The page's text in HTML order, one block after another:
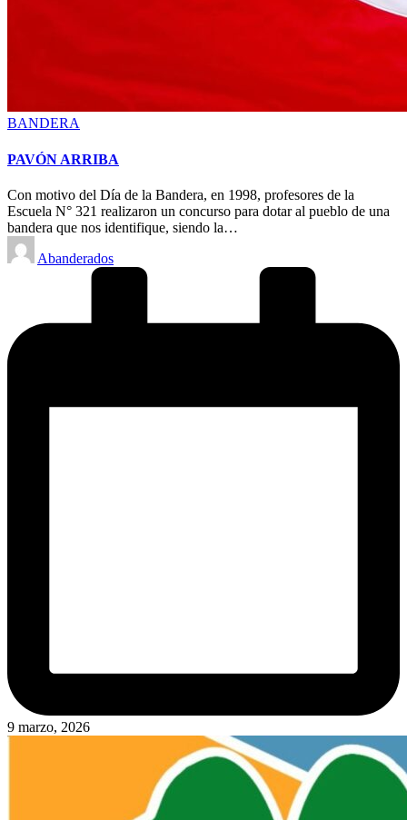
Posted
BANDERA
PAVÓN ARRIBA
Con motivo del Día de la Bandera, en 1998, profesores de la
Escuela N° 321 realizaron un concurso para dotar al pueblo de una
bandera que nos identifique, siendo la…
Posted
by
Abanderados
9 marzo, 2026